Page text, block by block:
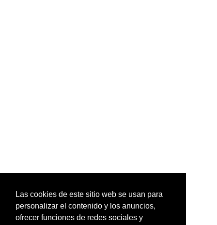
Las cookies de este sitio web se usan para
personalizar el contenido y los anuncios,
ofrecer funciones de redes sociales y